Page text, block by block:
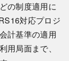
の制度適用に
対応プロジ
計基準の適用
用局面まで、